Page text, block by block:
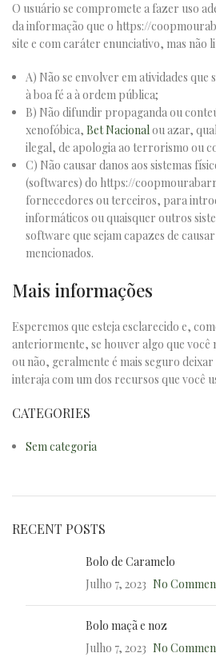
O usuário se compromete a fazer uso
da informação que o https://
site e com caráter enunciativo, mas não
A) Não se envolver em atividades que
à boa fé a à ordem pública;
B) Não difundir propaganda ou
xenofóbica, Bet Nacionalou azar,
ilegal, de apologia ao terrorismo ou
C) Não causar danos aos sistemas
(softwares) do https://
fornecedores ou terceiros, para
informáticos ou quaisquer outros
software que sejam capazes de
mencionados.
Mais informações
Esperemos que esteja esclarecido e,
anteriormente, se houver algo que você
ou não, geralmente é mais seguro
interaja com um dos recursos que você
CATEGORIES
Sem categoria
RECENT POSTS
Bolo de Caramelo
Julho 7, 2023 No
Bolo maçã e noz
Julho 7, 2023 No